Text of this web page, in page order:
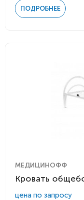
ПОДРОБНЕЕ
МЕДИЦИНОФФ
Кровать
цена по запросу